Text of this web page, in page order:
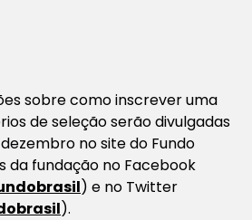
sobre como inscrever uma
de seleção serão divulgadas
no site do Fundo
da fundação no Facebook
) e no Twitter
).